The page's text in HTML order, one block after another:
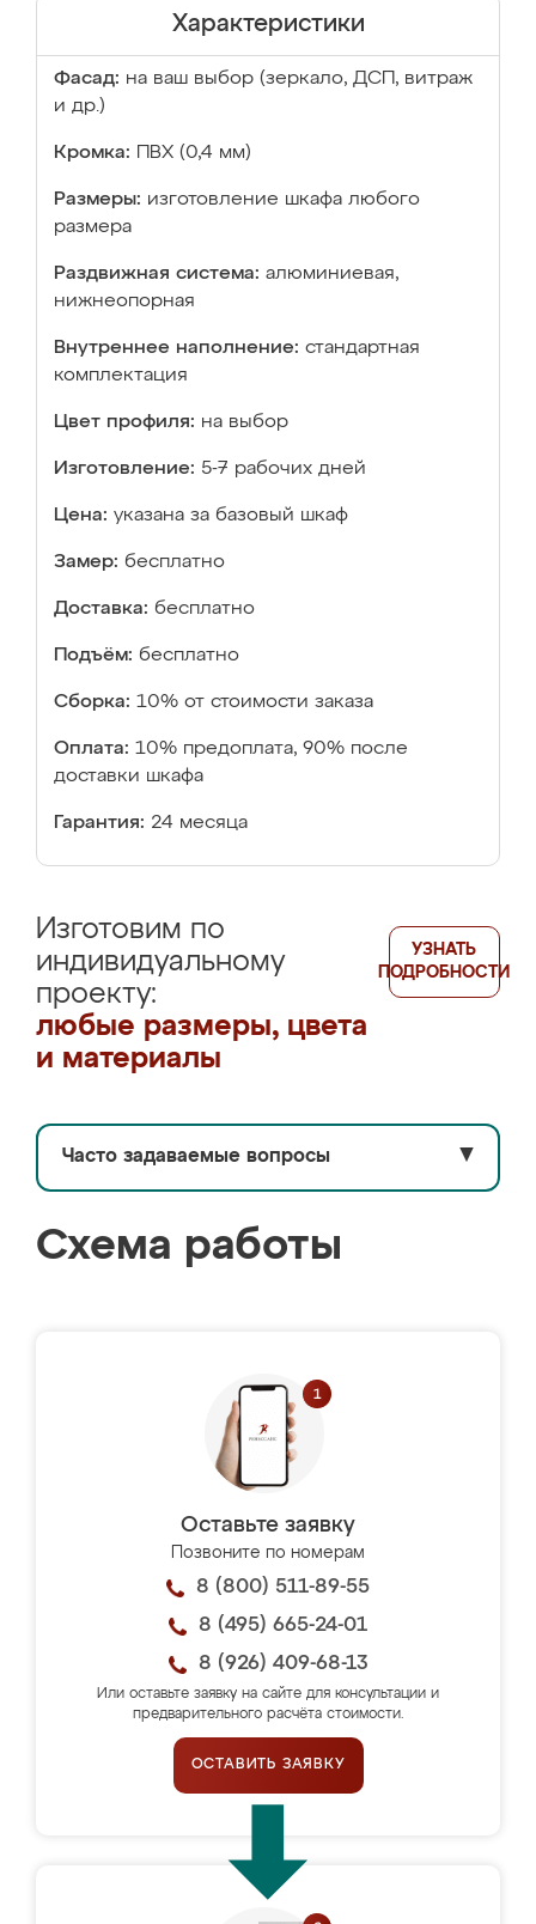
Характеристики
Фасад: на ваш выбор (зеркало, ДСП, витраж
и др.)
Кромка: ПВХ (0,4 мм)
Размеры: изготовление шкафа любого
размера
Раздвижная система: алюминиевая,
нижнеопорная
Внутреннее наполнение: стандартная
комплектация
Цвет профиля: на выбор
Изготовление: 5-7 рабочих дней
Цена: указана за базовый шкаф
Замер: бесплатно
Доставка: бесплатно
Подъём: бесплатно
Сборка: 10% от стоимости заказа
Оплата: 10% предоплата, 90% после
доставки шкафа
Гарантия: 24 месяца
Изготовим по
индивидуальному
проекту:
любые размеры, цвета
и материалы
УЗНАТЬ
ПОДРОБНОСТИ
Часто задаваемые вопросы ▼
Схема работы
Оставьте заявку
Позвоните по номерам
8 (800) 511-89-55
8 (495) 665-24-01
8 (926) 409-68-13
Или оставьте заявку на сайте для консультации и
предварительного расчёта стоимости.
ОСТАВИТЬ ЗАЯВКУ